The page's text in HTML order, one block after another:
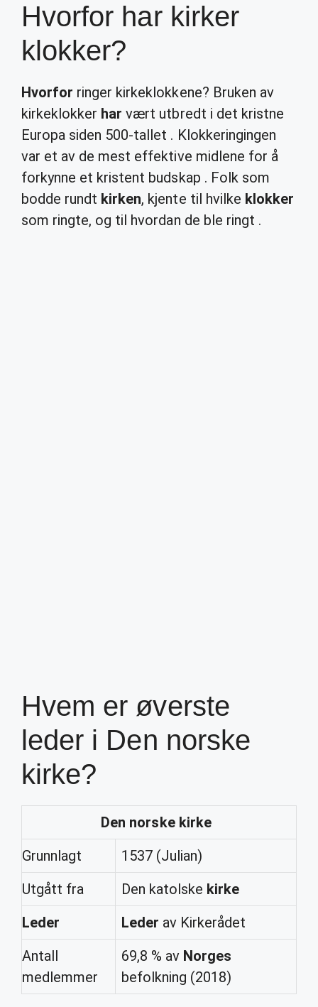
Hvorfor har kirker
klokker?
Hvorfor ringer kirkeklokkene? Bruken av
kirkeklokker har vært utbredt i det kristne
Europa siden 500-tallet . Klokkeringingen
var et av de mest effektive midlene for å
forkynne et kristent budskap . Folk som
bodde rundt kirken, kjente til hvilke klokker
som ringte, og til hvordan de ble ringt .
Hvem er øverste
leder i Den norske
kirke?
Den norske kirke
Grunnlagt
1537 (Julian)
Utgått fra
Den katolske kirke
Leder
Leder av Kirkerådet
Antall
medlemmer
69,8 % av Norges
befolkning (2018)